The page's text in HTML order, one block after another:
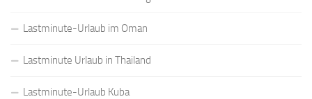
Lastminute-Urlaub im Oman
Lastminute Urlaub in Thailand
Lastminute-Urlaub Kuba